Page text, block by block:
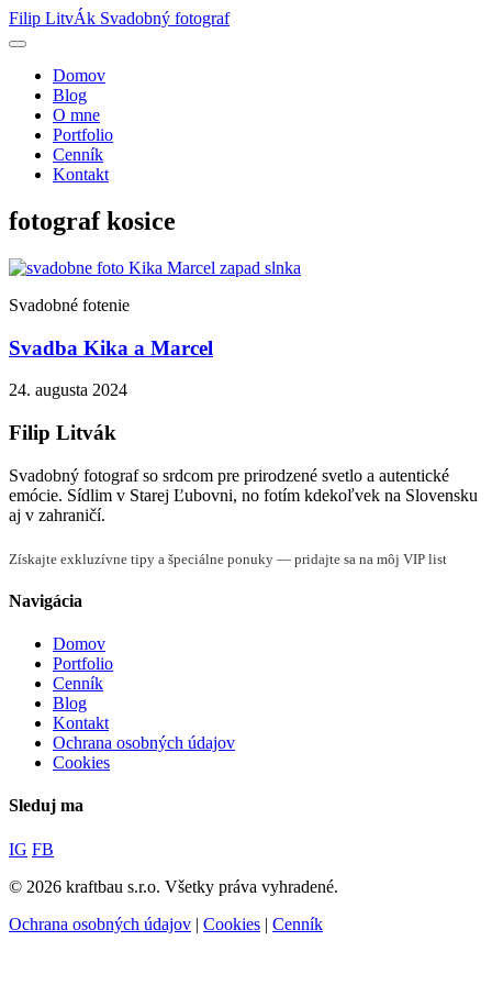
Filip LitvÁk Svadobný fotograf
Domov
Blog
O mne
Portfolio
Cenník
Kontakt
fotograf kosice
Svadobné fotenie
Svadba Kika a Marcel
24. augusta 2024
Filip Litvák
Svadobný fotograf so srdcom pre prirodzené svetlo a autentické
emócie. Sídlim v Starej Ľubovni, no fotím kdekoľvek na Slovensku
aj v zahraničí.
Získajte exkluzívne tipy a špeciálne ponuky — pridajte sa na môj VIP list
Navigácia
Domov
Portfolio
Cenník
Blog
Kontakt
Ochrana osobných údajov
Cookies
Sleduj ma
IG FB
© 2026 kraftbau s.r.o. Všetky práva vyhradené.
Ochrana osobných údajov | Cookies | Cenník